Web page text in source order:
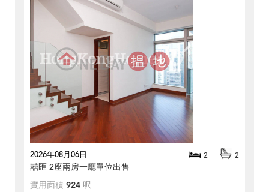
2026年08月06日 2 2
囍匯 2座兩房一廳單位出售
實用面積 924 呎